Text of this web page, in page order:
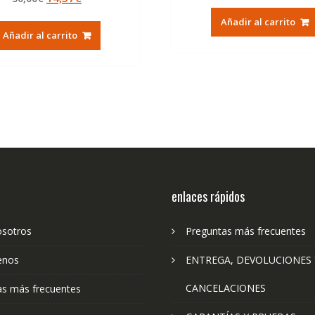
de 5
original
era:
actual
es:
Añadir al carrito
original
era:
es:
Añadir al carrito
más frecuentes
enlaces rápidos
Preguntas más frecuentes
ENTREGA, DEVOLUCIONES
CANCELACIONES